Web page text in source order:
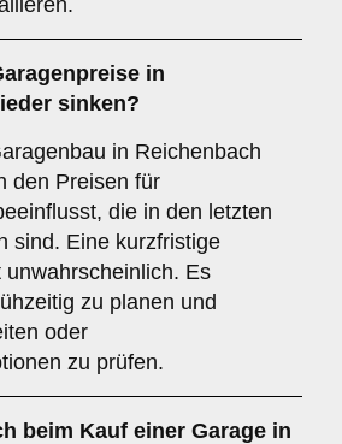
in
sinken?
in Reichenbach
den Preisen für
die in den letzten
sind. Eine kurzfristige
unwahrscheinlich. Es
zu planen und
oder
zu prüfen.
beim Kauf einer Garage in